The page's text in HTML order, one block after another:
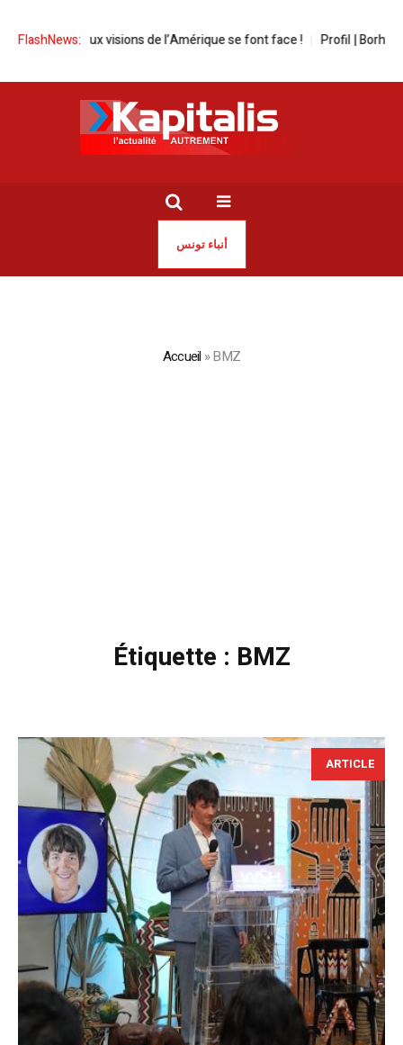
FlashNews:
visions de l’Amérique se font face ! Profil | Borhène Dhaouadi,
أنباء تونس
Accueil »BMZ
Étiquette : BMZ
ARTICLE